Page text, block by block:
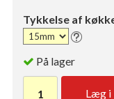
Tykkelse af
På lager
Læg i